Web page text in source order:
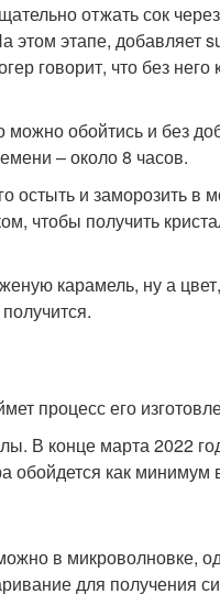
отжать сок
этом этапе, добавляет
говорит, что без него
обойтись и без
– около 8 часов.
остыть и заморозить в
чтобы получить
карамель, ну а
процесс его
В конце марта 2022
обойдется как минимум
в микроволновке,
для получения